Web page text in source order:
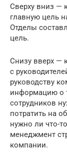
Сверху вниз —
главную цель
Отделы
цель.
Снизу вверх —
с
руководству
информацию о
сотрудников
потратить на
нужно ли что-
менеджмент
компании.